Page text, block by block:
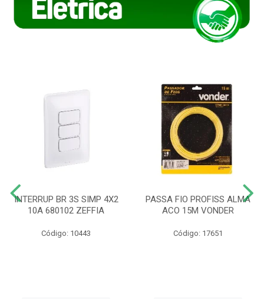
INTERRUP BR 3S SIMP 4X2
10A 680102 ZEFFIA
Código: 10443
PASSA FIO PROFISS ALMA
ACO 15M VONDER
Código: 17651